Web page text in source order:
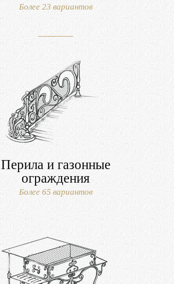
Более 23 вариантов
Перила и газонные
ограждения
Более 65 вариантов